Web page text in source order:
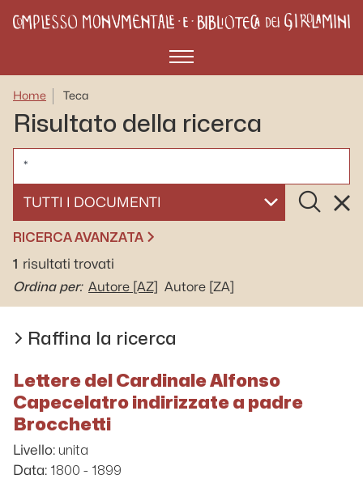
Menù
Home Teca
Risultato della ricerca
SELEZIONA UN DOCUMENTO
Cerca
RICERCA AVANZATA
1 risultati trovati
Ordina per: Autore [AZ] Autore [ZA]
Raffina la ricerca
Lettere del Cardinale Alfonso
Capecelatro indirizzate a padre
Brocchetti
Livello: unita
Data: 1800 - 1899